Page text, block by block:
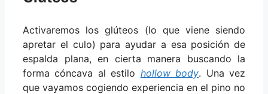
Activaremos los glúteos (lo que viene siendo
apretar el culo) para ayudar a esa posición de
espalda plana, en cierta manera buscando la
forma cóncava al estilo hollow body. Una vez
que vayamos cogiendo experiencia en el pino no